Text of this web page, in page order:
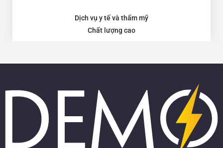
Dịch vụ y tế và thẩm mỹ
Chất lượng cao